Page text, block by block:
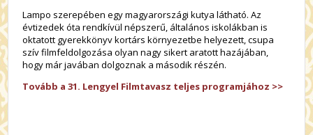
Lampo szerepében egy magyarországi kutya látható. Az
évtizedek óta rendkívül népszerű, általános iskolákban is
oktatott gyerekkönyv kortárs környezetbe helyezett, csupa
szív filmfeldolgozása olyan nagy sikert aratott hazájában,
hogy már javában dolgoznak a második részén.
Tovább a 31. Lengyel Filmtavasz teljes programjához >>